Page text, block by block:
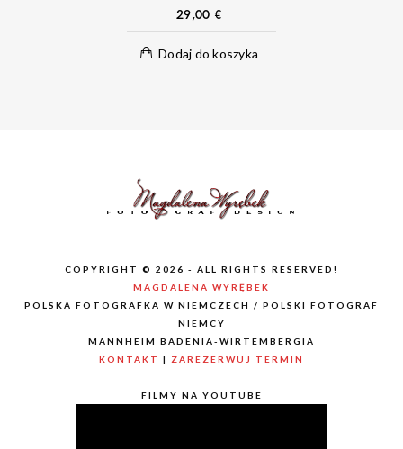
29,00 €
Dodaj do koszyka
COPYRIGHT © 2026 - ALL RIGHTS RESERVED!
MAGDALENA WYRĘBEK
POLSKA FOTOGRAFKA W NIEMCZECH / POLSKI FOTOGRAF
NIEMCY
MANNHEIM BADENIA-WIRTEMBERGIA
KONTAKT | ZAREZERWUJ TERMIN
FILMY NA YOUTUBE